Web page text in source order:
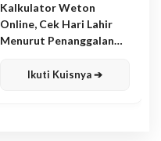
Kalkulator Weton
Online, Cek Hari Lahir
Menurut Penanggalan
Ikuti Kuisnya ➔